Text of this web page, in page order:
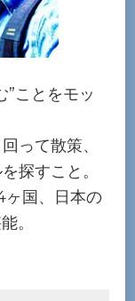
”ことをモッ
って散策、
探すこと。
ヶ国、日本の
。